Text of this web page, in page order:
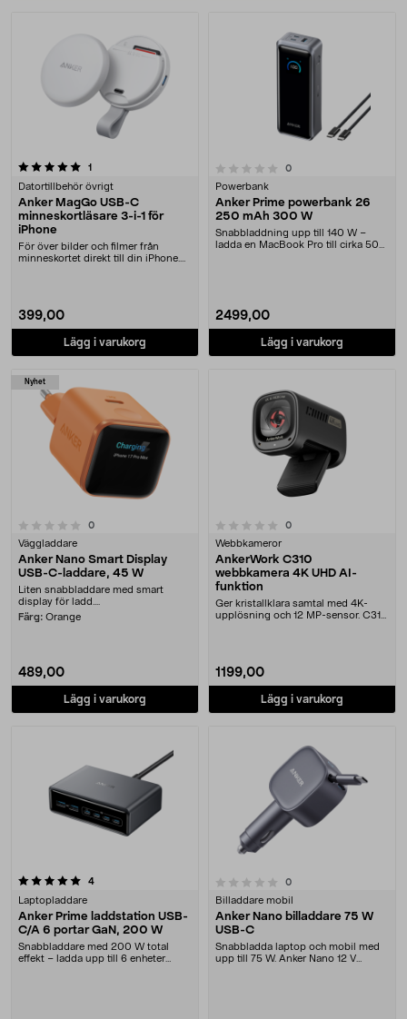
1
Datortillbehör övrigt
Anker MagGo USB-C
minneskortläsare 3-i-1 för
iPhone
För över bilder och filmer från
minneskortet direkt till din iPhone.
399,00
Lägg i varukorg
0.0 av 5 stjärnor 0recensioner
Powerbank
Anker Prime powerbank 26
250 mAh 300 W
Snabbladdning upp till 140 W –
ladda en MacBook Pro till cirka 50
2499,00
Lägg i varukorg
Nyhet
0recensioner
Väggladdare
Anker Nano Smart Display
USB-C-laddare, 45 W
Liten snabbladdare med smart
display för ladd....
Färg: Orange
489,00
Lägg i varukorg
0.0 av 5 stjärnor 0recensioner
Webbkameror
AnkerWork C310
webbkamera 4K UHD AI-
funktion
Ger kristallklara samtal med 4K-
upplösning och 12 MP-sensor. C310
1199,00
Lägg i varukorg
4recensioner
Laptopladdare
Anker Prime laddstation USB-
C/A 6 portar GaN, 200 W
Snabbladdare med 200 W total
effekt – ladda upp till 6 enheter
0.0 av 5 stjärnor 0recensioner
Billaddare mobil
Anker Nano billaddare 75 W
USB-C
Snabbladda laptop och mobil med
upp till 75 W. Anker Nano 12 V